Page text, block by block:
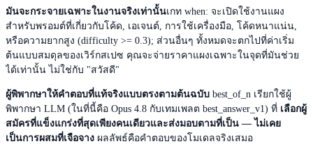
มันจะกระจายเฉพาะในงานจริงเท่านั้นเกท when: จะเปิดใช้งานแผง
สำหรับพรอมต์ที่เกี่ยวกับโค้ด, เอเจนต์, การใช้เครื่องมือ, โค้ดหนาแน่น,
หรือความยากสูง (difficulty >= 0.3); ส่วนอื่นๆ ทั้งหมดจะตกไปที่ค่าเริ่ม
ต้นแบบสมดุลของเวิร์กสเปซ คุณจะจ่ายราคาแผงเฉพาะในจุดที่มันช่วย
ได้เท่านั้น ไม่ใช่กับ "สวัสดี"
ผู้พิพากษาให้คำตอบที่แท้จริงแบบตรงตามต้นฉบับ best_of_n เรียกใช้ผู้
พิพากษา LLM (ในที่นี้คือ Opus 4.8 กับเทมเพลต best_answer_v1) ที่ เลือกผู้
สมัครที่แข็งแกร่งที่สุดเพียงคนเดียวและส่งมอบตามที่เป็น — ไม่เคย
เป็นการผสมที่เจือจาง ผลลัพธ์คือคำตอบของโมเดลจริงเสมอ